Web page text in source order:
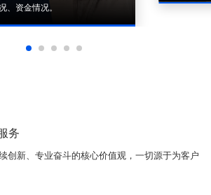
、资金情况。
务
创新、专业奋斗的核心价值观，一切源于为客户